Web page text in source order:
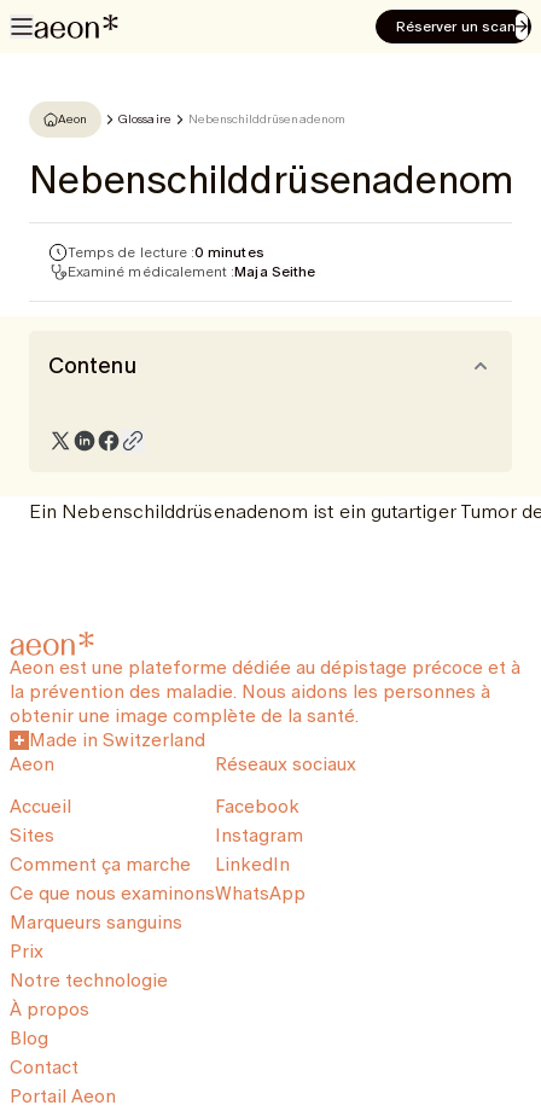
Réserver un scan
Aeon Glossaire Nebenschilddrüsenadenom
Nebenschilddrüsenadenom
Temps de lecture :0 minutes
Examiné médicalement :Maja Seithe
Contenu
Ein Nebenschilddrüsenadenom ist ein gutartiger Tumor
Aeon est une plateforme dédiée au dépistage précoce et à
la prévention des maladie. Nous aidons les personnes à
obtenir une image complète de la santé.
Made in Switzerland
Aeon
Accueil
Sites
Comment ça marche
Ce que nous examinons
Marqueurs sanguins
Prix
Notre technologie
À propos
Blog
Contact
Portail Aeon
Réseaux sociaux
Facebook
Instagram
LinkedIn
WhatsApp